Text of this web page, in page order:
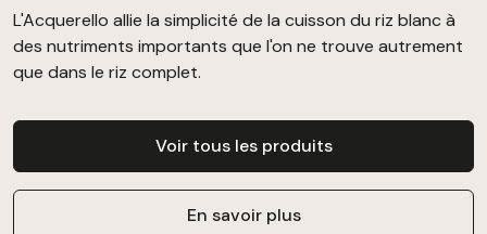
L'Acquerello allie la simplicité de la cuisson du riz blanc à
des nutriments importants que l'on ne trouve autrement
que dans le riz complet.
Voir tous les produits
En savoir plus